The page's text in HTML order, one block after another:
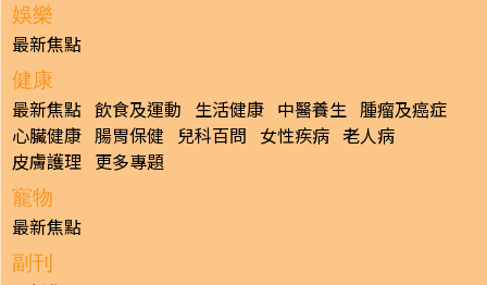
娛樂
最新焦點
健康
最新焦點 飲食及運動 生活健康 中醫養生 腫瘤及癌症
心臟健康 腸胃保健 兒科百問 女性疾病 老人病
皮膚護理 更多專題
寵物
最新焦點
副刊